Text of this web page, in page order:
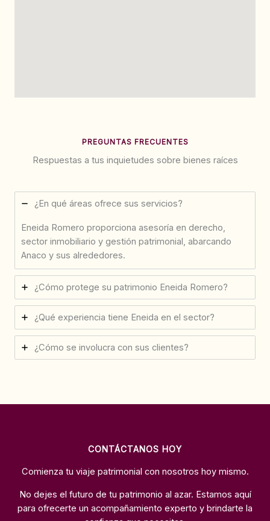
PREGUNTAS FRECUENTES
Respuestas a tus inquietudes sobre bienes raíces
¿En qué áreas ofrece sus servicios?
Eneida Romero proporciona asesoría en derecho,
sector inmobiliario y gestión patrimonial, abarcando
Anaco y sus alrededores.
¿Cómo protege su patrimonio Eneida Romero?
¿Qué experiencia tiene Eneida en el sector?
¿Cómo se involucra con sus clientes?
CONTÁCTANOS HOY
Comienza tu viaje patrimonial con nosotros hoy mismo.
No dejes el futuro de tu patrimonio al azar. Estamos aquí
para ofrecerte un acompañamiento experto y brindarte la